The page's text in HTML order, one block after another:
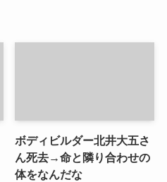
ボディビルダー北井大五さ
ん死去→命と隣り合わせの
体をなんだな